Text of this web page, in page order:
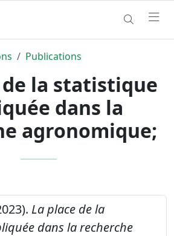
Publications
de la statistique
dans la
agronomique;
La place de la
dans la recherche